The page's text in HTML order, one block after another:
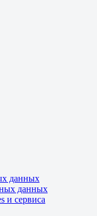
данных
данных
и сервиса